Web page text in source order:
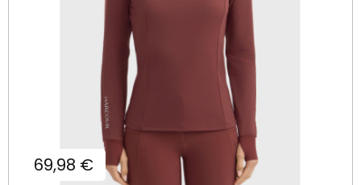
Prix
69,98 €